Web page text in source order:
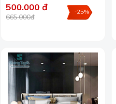
500.000 đ
665.000đ
-25%